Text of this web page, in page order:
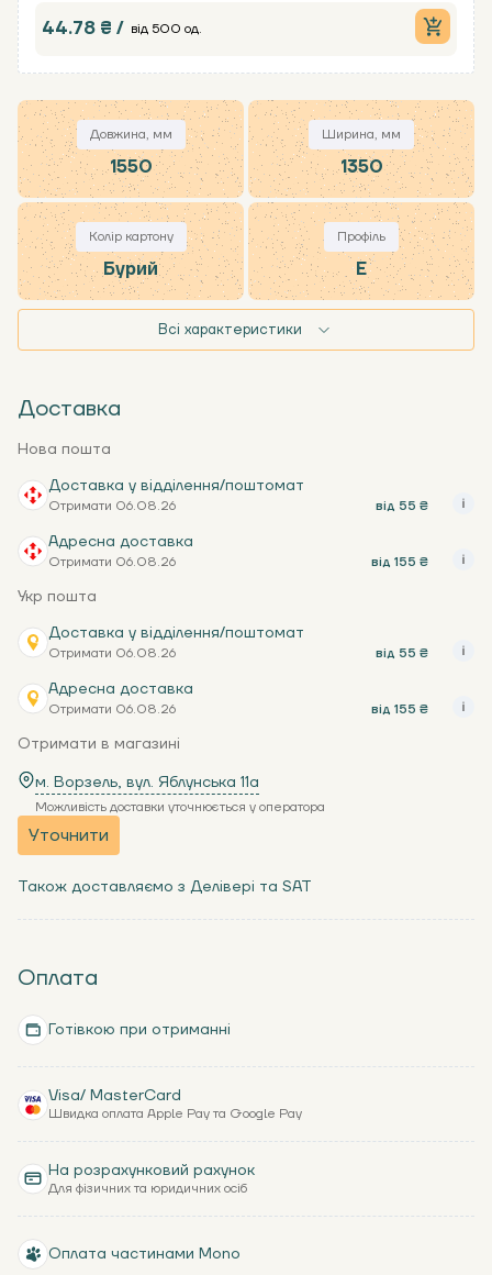
44.78 ₴ / від 500 од.
Довжина, мм
1550
Ширина, мм
1350
Колір картону
Бурий
Профіль
Е
Всі характеристики
Доставка
Нова пошта
Доставка у відділення/поштомат
Отримати 06.08.26 від 55 ₴
Адресна доставка
Отримати 06.08.26 від 155 ₴
Укр пошта
Доставка у відділення/поштомат
Отримати 06.08.26 від 55 ₴
Адресна доставка
Отримати 06.08.26 від 155 ₴
Отримати в магазині
м. Ворзель, вул. Яблунська 11a
Можливість доставки уточнюється у оператора
Уточнити
Також доставляємо з Делівері та SAT
Оплата
Готівкою при отриманні
Visa/ MasterCard
Швидка оплата Apple Pay та Google Pay
На розрахунковий рахунок
Для фізичних та юридичних осіб
Оплата частинами Mono